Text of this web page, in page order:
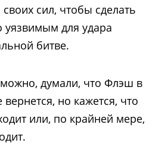
сил, чтобы сделать
уязвимым для удара
битве.
думали, что Флэш в
но кажется, что
или, по крайней мере,